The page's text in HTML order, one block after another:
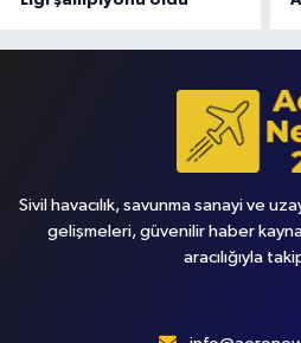
Sivil havacılık, savunma sanayi ve
gelişmeleri, güvenilir haber
aracılığıyla